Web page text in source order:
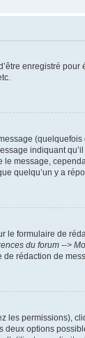
enregistré
indiquant
message,
quelqu’un y a
le formulaire de
du forum -->
de rédaction de
les permissions),
deux options